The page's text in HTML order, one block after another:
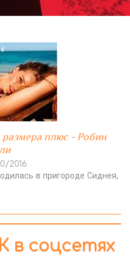
плюс - Робин
2016
в пригороде Сиднея,
в соцсетях